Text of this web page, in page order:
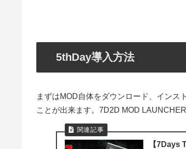
5thDay導入方法
まずはMOD自体をダウンロード、イン
ことが出来ます。7D2D MOD
【7Days